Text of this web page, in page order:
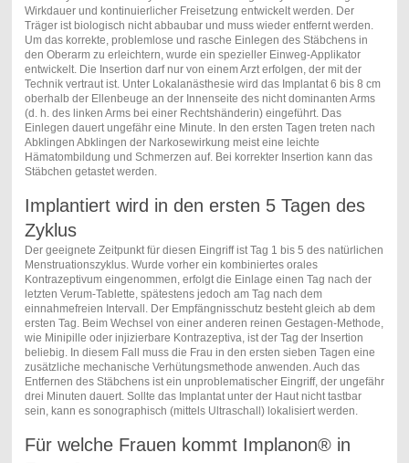
Wirkdauer und kontinuierlicher Freisetzung entwickelt werden. Der
Träger ist biologisch nicht abbaubar und muss wieder entfernt werden.
Um das korrekte, problemlose und rasche Einlegen des Stäbchens in
den Oberarm zu erleichtern, wurde ein spezieller Einweg-Applikator
entwickelt. Die Insertion darf nur von einem Arzt erfolgen, der mit der
Technik vertraut ist. Unter Lokalanästhesie wird das Implantat 6 bis 8 cm
oberhalb der Ellenbeuge an der Innenseite des nicht dominanten Arms
(d. h. des linken Arms bei einer Rechtshänderin) eingeführt. Das
Einlegen dauert ungefähr eine Minute. In den ersten Tagen treten nach
Abklingen Abklingen der Narkosewirkung meist eine leichte
Hämatombildung und Schmerzen auf. Bei korrekter Insertion kann das
Stäbchen getastet werden.
Implantiert wird in den ersten 5 Tagen des
Zyklus
Der geeignete Zeitpunkt für diesen Eingriff ist Tag 1 bis 5 des natürlichen
Menstruationszyklus. Wurde vorher ein kombiniertes orales
Kontrazeptivum eingenommen, erfolgt die Einlage einen Tag nach der
letzten Verum-Tablette, spätestens jedoch am Tag nach dem
einnahmefreien Intervall. Der Empfängnisschutz besteht gleich ab dem
ersten Tag. Beim Wechsel von einer anderen reinen Gestagen-Methode,
wie Minipille oder injizierbare Kontrazeptiva, ist der Tag der Insertion
beliebig. In diesem Fall muss die Frau in den ersten sieben Tagen eine
zusätzliche mechanische Verhütungsmethode anwenden. Auch das
Entfernen des Stäbchens ist ein unproblematischer Eingriff, der ungefähr
drei Minuten dauert. Sollte das Implantat unter der Haut nicht tastbar
sein, kann es sonographisch (mittels Ultraschall) lokalisiert werden.
Für welche Frauen kommt Implanon® in